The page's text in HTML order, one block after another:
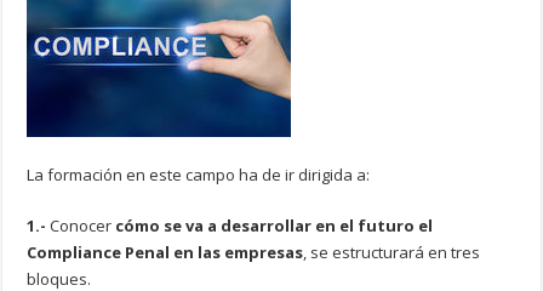
La formación en este campo ha de ir dirigida a:
1.- Conocer cómo se va a desarrollar en el futuro el
Compliance Penal en las empresas, se estructurará en tres
bloques.